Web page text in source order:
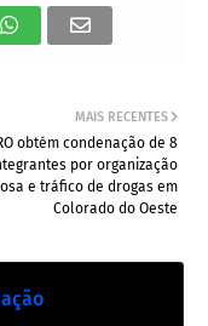
MAIS RECENTES
obtém condenação de 8
por organização
e tráfico de drogas em
Colorado do Oeste